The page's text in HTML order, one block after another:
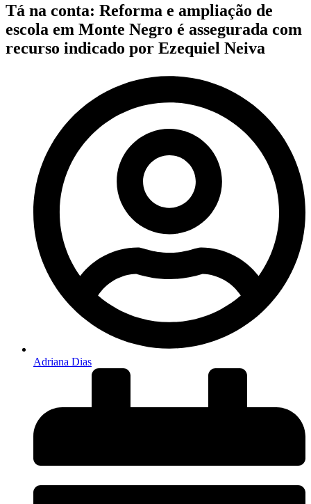
Tá na conta: Reforma e ampliação de
escola em Monte Negro é assegurada com
recurso indicado por Ezequiel Neiva
Adriana Dias